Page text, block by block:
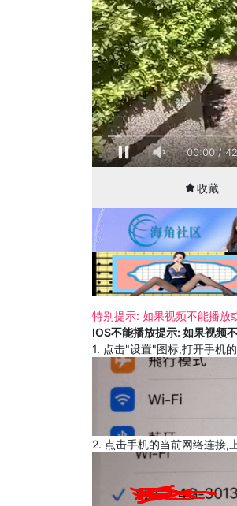
00:00
收藏
特别提示: 如果视频不能播放
IOS不能播放提示: 如果视频
1. 点击"设置"图标,打开手机
2. 点击手机的当前网络连接,